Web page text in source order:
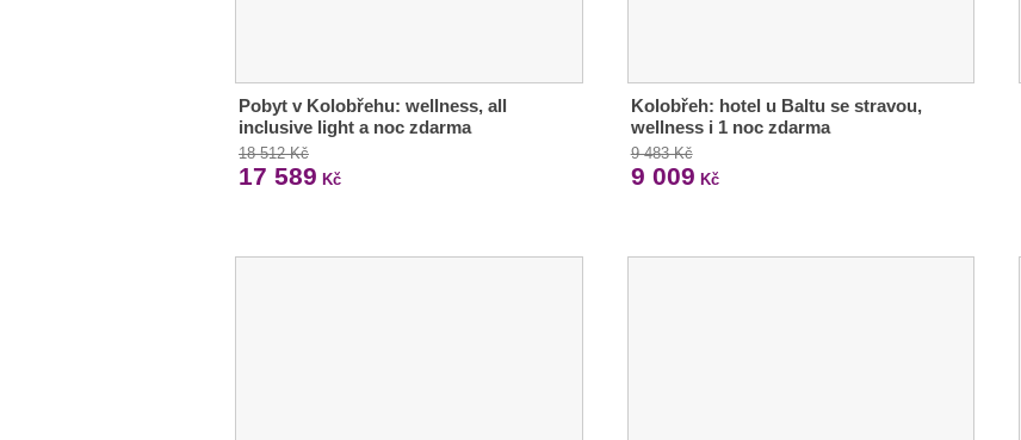
Pobyt v Kolobřehu: wellness, all
inclusive light a noc zdarma
18 512 Kč
17 589 Kč
Kolobřeh: hotel u Baltu se stravou,
wellness i 1 noc zdarma
9 483 Kč
9 009 Kč